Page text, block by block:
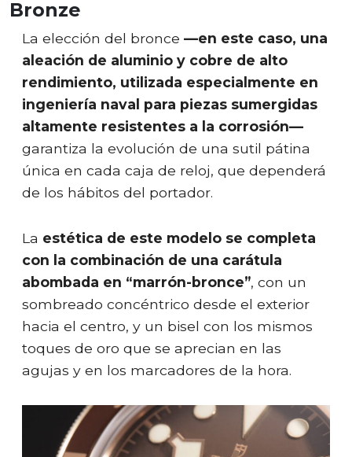
Bronze
La elección del bronce —en este caso, una
aleación de aluminio y cobre de alto
rendimiento, utilizada especialmente en
ingeniería naval para piezas sumergidas
altamente resistentes a la corrosión—
garantiza la evolución de una sutil pátina
única en cada caja de reloj, que dependerá
de los hábitos del portador.
La estética de este modelo se completa
con la combinación de una carátula
abombada en “marrón-bronce”, con un
sombreado concéntrico desde el exterior
hacia el centro, y un bisel con los mismos
toques de oro que se aprecian en las
agujas y en los marcadores de la hora.